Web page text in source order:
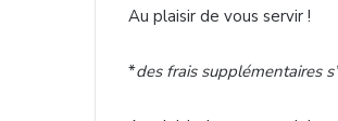
Au plaisir de vous servir !
*des frais supplémentaires